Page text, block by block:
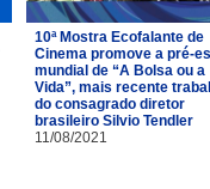
10ª Mostra Ecofalante de
Cinema promove a pré-
mundial de “A Bolsa ou a
Vida”, mais recente
do consagrado diretor
brasileiro Silvio Tendler
11/08/2021